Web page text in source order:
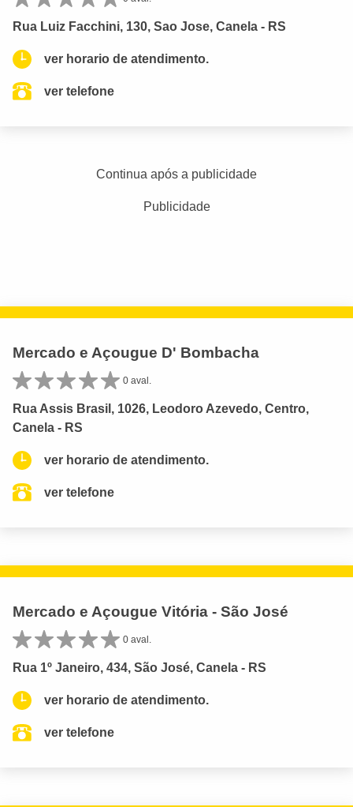
Rua Luiz Facchini, 130, Sao Jose, Canela - RS
ver horario de atendimento.
ver telefone
Continua após a publicidade
Publicidade
Mercado e Açougue D' Bombacha
0 aval.
Rua Assis Brasil, 1026, Leodoro Azevedo, Centro,
Canela - RS
ver horario de atendimento.
ver telefone
Mercado e Açougue Vitória - São José
0 aval.
Rua 1º Janeiro, 434, São José, Canela - RS
ver horario de atendimento.
ver telefone